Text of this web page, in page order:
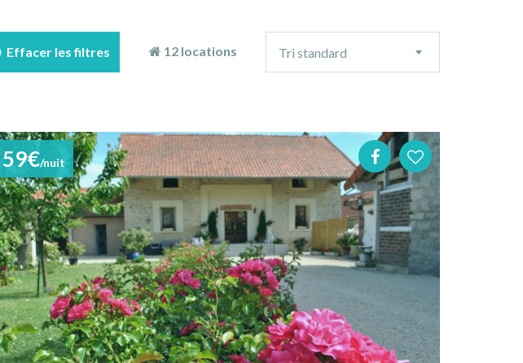
Effacer les filtres 12 locations
tri
Tri standard
59€/nuit